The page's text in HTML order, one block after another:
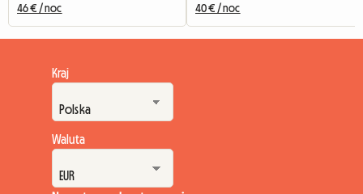
46 € / noc 40 € / noc
Kraj
Waluta